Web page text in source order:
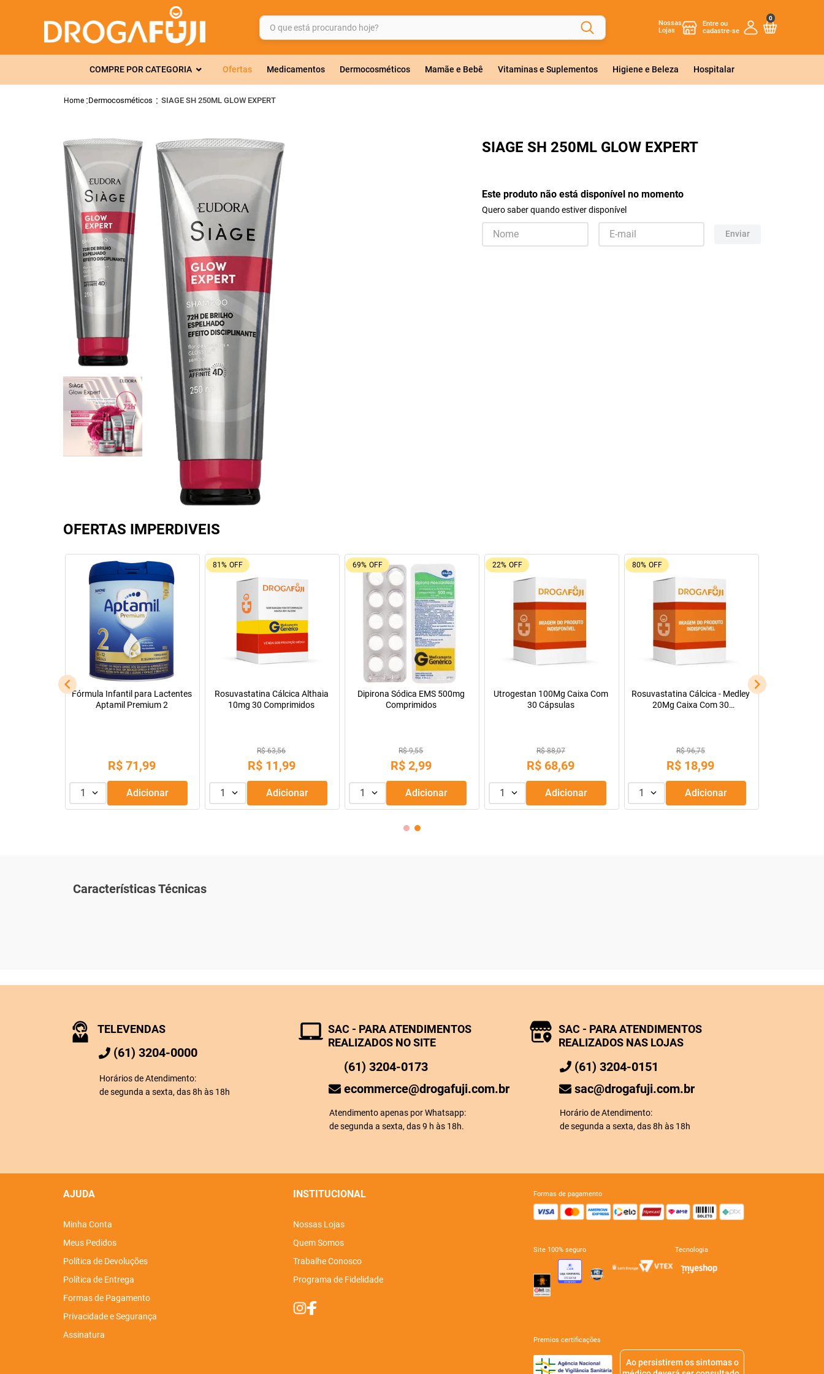
O que está procurando hoje?
Nossas
Lojas
0
COMPRE POR CATEGORIA Ofertas Medicamentos Dermocosméticos Mamãe e Bebê Vitaminas e Suplementos Higiene e Beleza Hospitalar
Dermocosméticos SIAGE SH 250ML GLOW EXPERT
SIAGE SH 250ML GLOW EXPERT
Este produto não está disponível no momento
Quero saber quando estiver disponível
Enviar
OFERTAS IMPERDIVEIS
Fórmula Infantil para Lactentes
Aptamil Premium 2
R$ 71,99
1 Adicionar
81% OFF
Rosuvastatina Cálcica Althaia
10mg 30 Comprimidos
R$ 63,56
R$ 11,99
1 Adicionar
69% OFF
Dipirona Sódica EMS 500mg
Comprimidos
R$ 9,55
R$ 2,99
1 Adicionar
22% OFF
Utrogestan 100Mg Caixa Com
30 Cápsulas
R$ 88,07
R$ 68,69
1 Adicionar
80% OFF
Rosuvastatina Cálcica - Medley
20Mg Caixa Com 30
R$ 96,75
R$ 18,99
1 Adicionar
Características Técnicas
TELEVENDAS
(61) 3204-0000
Horários de Atendimento:
de segunda a sexta, das 8h às 18h
SAC - PARA ATENDIMENTOS
REALIZADOS NO SITE
(61) 3204-0173
ecommerce@drogafuji.com.br
Atendimento apenas por Whatsapp:
de segunda a sexta, das 9 h às 18h.
SAC - PARA ATENDIMENTOS
REALIZADOS NAS LOJAS
(61) 3204-0151
sac@drogafuji.com.br
Horário de Atendimento:
de segunda a sexta, das 8h às 18h
AJUDA
Minha Conta
Meus Pedidos
Política de Devoluções
Política de Entrega
Formas de Pagamento
Privacidade e Segurança
Assinatura
INSTITUCIONAL
Nossas Lojas
Quem Somos
Trabalhe Conosco
Programa de Fidelidade
formas de pagamento
site 100% seguro tecnologia
premios certificações
Ao persistirem os sintomas o
TERMOS MAIS BUSCADOS
2º
gelmax
4º
rosuvastatina 20mg
protetor solar
shampoo
7 º
dipirona
8º
sveda
9
10º soro fisiológico